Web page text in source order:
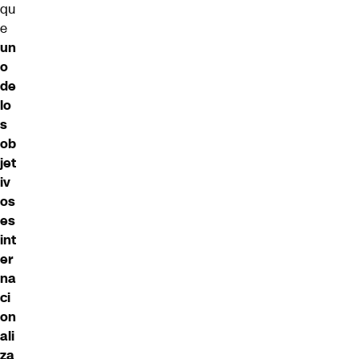
qu
e
un
o
de
lo
s
ob
jet
iv
os
es
int
er
na
ci
on
ali
za